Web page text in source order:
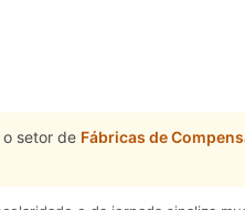
setor de Fábricas de